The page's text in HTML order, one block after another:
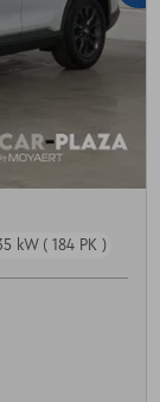
kW ( 184 PK )